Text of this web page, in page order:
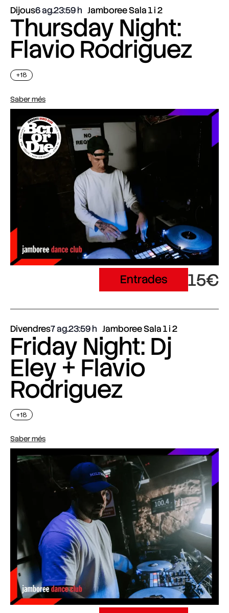
Dijous6 ag.23:59 Jamboree Sala 1 i 2
Thursday Night:
Flavio Rodriguez
+18
Saber més
Entrades 15€
Divendres7 ag.23:59 Jamboree Sala 1 i 2
Friday Night: Dj
Eley + Flavio
Rodriguez
+18
Saber més